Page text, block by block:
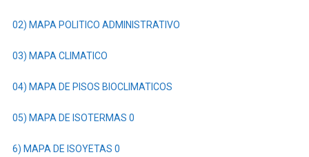
02) MAPA POLITICO ADMINISTRATIVO
03) MAPA CLIMATICO
04) MAPA DE PISOS BIOCLIMATICOS
05) MAPA DE ISOTERMAS 0
6) MAPA DE ISOYETAS 0